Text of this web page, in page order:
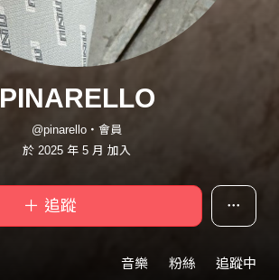
PINARELLO
@pinarello・會員
於 2025 年 5 月 加入
＋ 追蹤
音樂 粉絲 追蹤中